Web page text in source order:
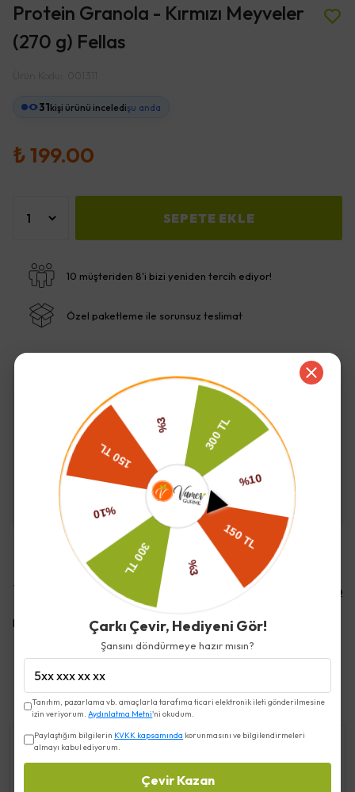
Protein Granola - Kırmızı Meyveler
(270 g) Fellas
Ürün Kodu : 001311
31kişi ürünü inceledişu anda
₺ 199.00
SEPETE EKLE
10 müşteriden 8'i bizi yeniden tercih ediyor!
Özel paketleme ile sorunsuz teslimat
İade ve Değişim
Kargo ve Teslimat
Yorumlar Yorum Yap
Bu ürün için henüz yorum yapılmamış.
Benzer Ürünler
Çarkı Çevir, Hediyeni Gör!
Şansını döndürmeye hazır mısın?
Tanıtım, pazarlama vb. amaçlarla tarafıma ticari elektronik ileti gönderilmesine
izin veriyorum.Aydınlatma Metni'ni okudum.
Paylaştığım bilgilerin KVKK kapsamında korunmasını ve bilgilendirmeleri
almayı kabul ediyorum.
Çevir Kazan